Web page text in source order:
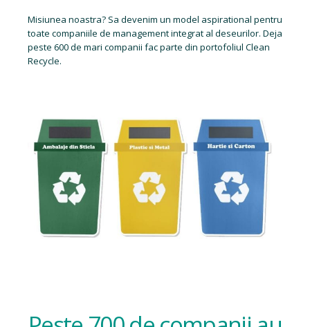
Misiunea noastra? Sa devenim un model aspirational pentru
toate companiile de management integrat al deseurilor. Deja
peste 600 de mari companii fac parte din portofoliul Clean
Recycle.